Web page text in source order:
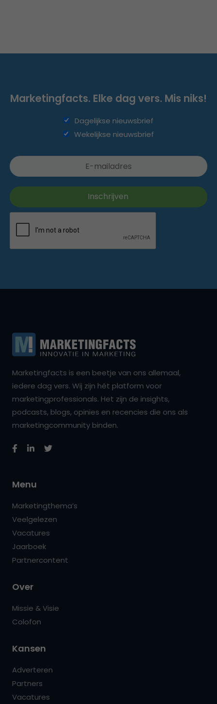
Marketingfacts. Elke dag vers. Mis niks!
Dagelijkse nieuwsbrief
Wekelijkse nieuwsbrief
Marketingfacts is een beetje van ons allemaal,
iedere dag vers. Wij zijn hét platform voor
marketingprofessionals. Het zijn de insights,
podcasts, blogs, opinies en recencies die ons als
marketingcommunity binden.
Menu
Marketingthema’s
Veelgelezen
Vacatures
Jaarboek
Partnercontent
Over
Missie & Visie
Colofon
Kansen
Adverteren
Partners
Vacatures